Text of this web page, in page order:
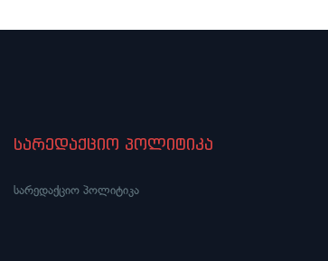
სარედაქციო პოლიტიკა
სარედაქციო პოლიტიკა